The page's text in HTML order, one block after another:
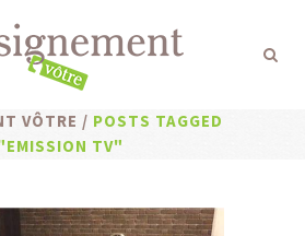
VÔTRE / POSTS TAGGED
TV"